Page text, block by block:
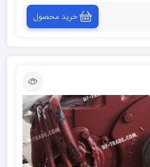
خرید محصول